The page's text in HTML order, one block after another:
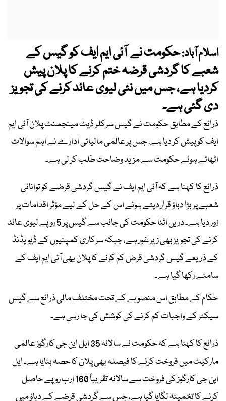
اسلام آباد:حکومت نے آئی ایم ایف کو گیس کے
شعبے کا گردشی قرضہ ختم کرنے کا پلان پیش
کردیا ہے، جس میں نئی لیوی عائد کرنے کی تجویز
دی گئی ہے۔
ذرائع کے مطابق حکومت نے گیس سرکلر ڈیٹ مینجمنٹ پلان آئی ایم
ایف کو پیش کر دیا ہے، جس پر عالمی مالیاتی ادارے نے اہم سوالات
اٹھاتے ہوئے حکومت سے مزید وضاحت طلب کر لی ہے۔
ذرائع کا کہنا ہے کہ آئی ایم ایف نے گیس گردشی قرضے کو توانائی
شعبے پر بڑا دباؤ قرار دیتے ہوئے اس کے حل کے لیے مؤثر اقدامات پر
زور دیا ہے۔ دریں اثنا حکومت کی جانب سے گیس پر 5 روپے لیوی عائد
کرنے کی تجویز بھی زیر غور ہے، جبکہ سرکاری کمپنیوں کے ڈیویڈنڈ
کے ذریعے گیس گردشی قرض کم کرنے کا پلان بھی آئی ایم ایف کے
سامنے رکھا گیا ہے۔
حکام کے مطابق اس منصوبے کے تحت مختلف مالی ذرائع سے گیس
سیکٹر کے واجبات کم کرنے کی کوشش کی جا رہی ہے۔
ذرائع کا کہنا ہے کہ حکومت نے سالانہ 35 ایل این جی کارگوز عالمی
مارکیٹ میں فروخت کرنے کا فیصلہ بھی پلان کا حصہ بنایا ہے۔ ایل
این جی کارگوز کی فروخت سے سالانہ تقریباً 160 ارب روپے حاصل
کرنے کا تخمینہ لگایا گیا ہے، جس سے گردشی قرضے کے دباؤ میں